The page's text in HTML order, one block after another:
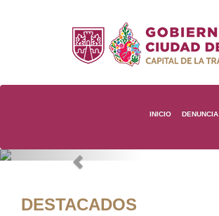
INICIO DENUNCIA
Previous
DESTACADOS